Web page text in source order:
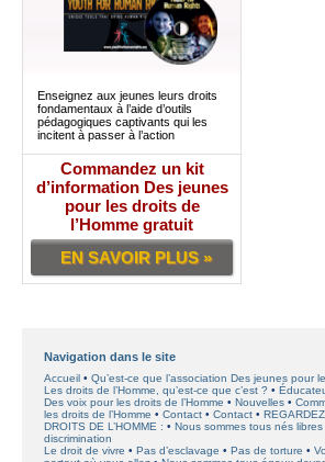
Enseignez aux jeunes leurs droits
fondamentaux à l’aide d’outils
pédagogiques captivants qui les
incitent à passer à l’action
Commandez un kit
d’information Des jeunes
pour les droits de
l’Homme gratuit
EN SAVOIR PLUS »
Navigation dans le site
Accueil
Qu’est-ce que l’association Des jeunes pour
Les droits de l’Homme, qu’est-ce que c’est ?
Des voix pour les droits de l’Homme
Nouvelles
les droits de l’Homme
Contact Contact
DROITS DE L’HOMME :
Nous sommes tous nés
discrimination
Le droit de vivre
Pas d’esclavage Pas de torture